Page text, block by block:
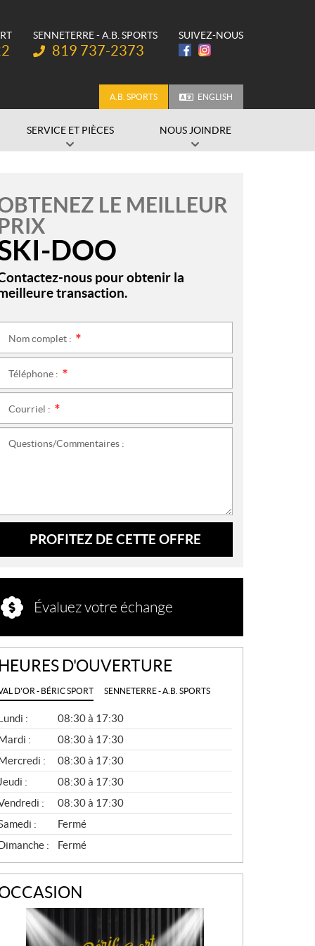
SENNETERRE - A.B. SPORTS
Téléphone :
819 737-2373
SUIVEZ-NOUS
A.B. SPORTS ENGLISH
SERVICE ET PIÈCES NOUS JOINDRE
LE MEILLEUR
DOO
nous pour obtenir la
transaction.
Nom complet :
Téléphone :
Courriel :
Questions/Commentaires :
PROFITEZ DE CETTE OFFRE
Évaluez votre échange
HEURES D'OUVERTURE
D'OR - BÉRIC SPORT SENNETERRE - A.B. SPORTS
:
08:30 à 17:30
:
08:30 à 17:30
:
08:30 à 17:30
Jeudi :
08:30 à 17:30
:
08:30 à 17:30
:
Fermé
:
Fermé